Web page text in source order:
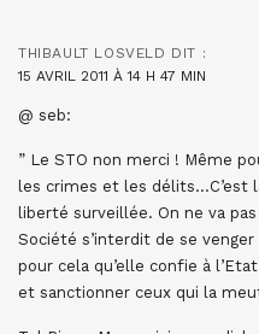
THIBAULT LOSVELD DIT :
15 AVRIL 2011 À 14 H 47 MIN
@ seb:
” Le STO non merci ! Même
les crimes et les délits…C’est
liberté surveillée. On ne va
Société s’interdit de se venger
pour cela qu’elle confie à
et sanctionner ceux qui la